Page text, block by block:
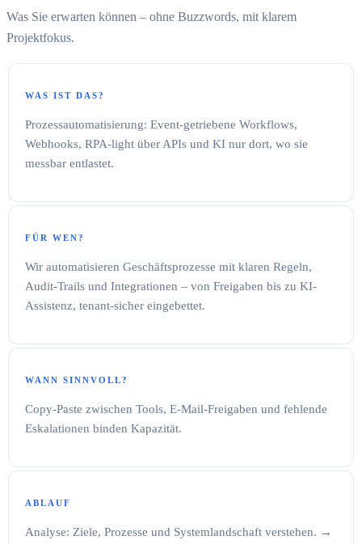
Was Sie erwarten können – ohne Buzzwords, mit klarem
Projektfokus.
WAS IST DAS?
Prozessautomatisierung: Event-getriebene Workflows,
Webhooks, RPA-light über APIs und KI nur dort, wo sie
messbar entlastet.
FÜR WEN?
Wir automatisieren Geschäftsprozesse mit klaren Regeln,
Audit-Trails und Integrationen – von Freigaben bis zu KI-
Assistenz, tenant-sicher eingebettet.
WANN SINNVOLL?
Copy-Paste zwischen Tools, E-Mail-Freigaben und fehlende
Eskalationen binden Kapazität.
ABLAUF
Analyse: Ziele, Prozesse und Systemlandschaft verstehen. →